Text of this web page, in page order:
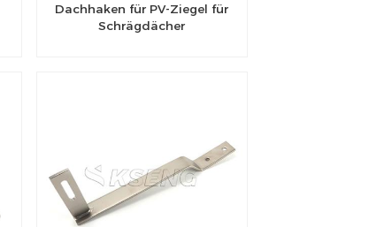
Dachhaken für PV-Ziegel für
Schrägdächer